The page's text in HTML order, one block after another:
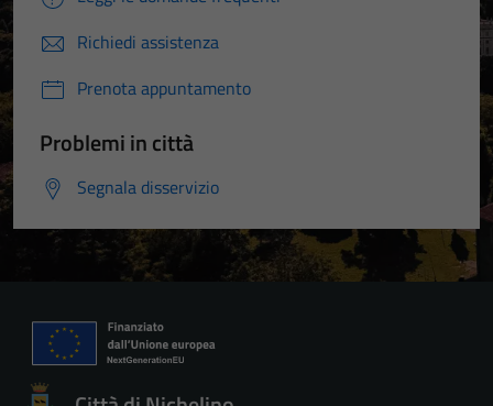
Richiedi assistenza
Prenota appuntamento
Problemi in città
Segnala disservizio